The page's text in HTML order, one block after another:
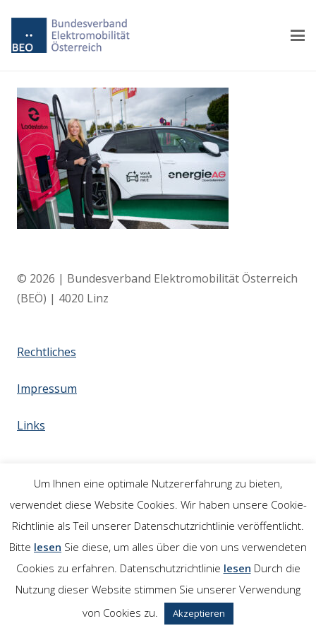
© 2026 | Bundesverband Elektromobilität Österreich
(BEÖ) | 4020 Linz
Rechtliches
Impressum
Links
Um Ihnen eine optimale Nutzererfahrung zu bieten,
verwendet diese Website Cookies. Wir haben unsere Cookie-
Richtlinie als Teil unserer Datenschutzrichtlinie veröffentlicht.
Bitte lesen Sie diese, um alles über die von uns verwendeten
Cookies zu erfahren. Datenschutzrichtlinie lesen Durch die
Nutzung dieser Website stimmen Sie unserer Verwendung
von Cookies zu.
Akzeptieren